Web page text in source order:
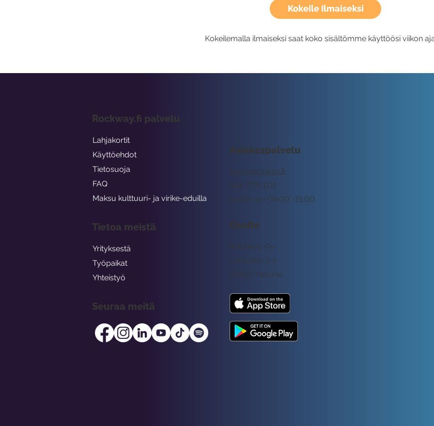
Kokeile Ilmaiseksi
Kokeilemalla ilmaiseksi saat koko sisältömme käyttöösi viikon
Asiakaspalvelu
tuki@rockway.fi
Arkisin klo 09:00 -15:00
045 7731 1111
Osoite
Rockway Oy
Lemuntie 3-5
00510 Helsinki
Rockway.fi palvelu
Lahjakortit
Käyttöehdot
Tietosuoja
FAQ
Maksu kulttuuri- ja virike-eduilla
Tietoa meistä
Yrityksestä
Työpaikat
Yhteistyö
Seuraa meitä